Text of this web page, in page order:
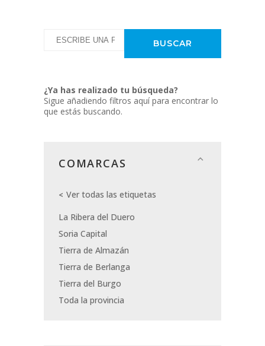
¿Ya has realizado tu búsqueda?
Sigue añadiendo filtros aquí para encontrar lo
que estás buscando.
COMARCAS
Ver todas las etiquetas
La Ribera del Duero
Soria Capital
Tierra de Almazán
Tierra de Berlanga
Tierra del Burgo
Toda la provincia